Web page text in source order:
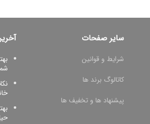
سایر صفحات
شرایط و قوانین
کاتالوگ برند ها
پیشنهاد ها و تخفیف ها